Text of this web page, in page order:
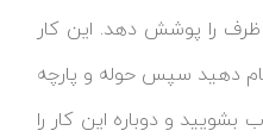
ظرف را پوشش دهد. این کار
دهید سپس حوله و پارچه
بشویید و دوباره این کار را